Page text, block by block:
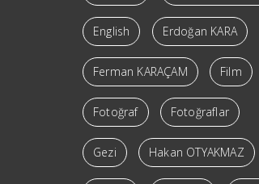
English Erdoğan KARA
Ferman KARAÇAM Film
Fotoğraf Fotoğraflar
Gezi Hakan OTYAKMAZ